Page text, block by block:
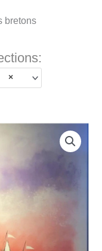
bretons
×